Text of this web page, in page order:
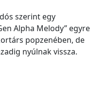
szerint egy
Alpha Melody” egyre
popzenében, de
nyúlnak vissza.